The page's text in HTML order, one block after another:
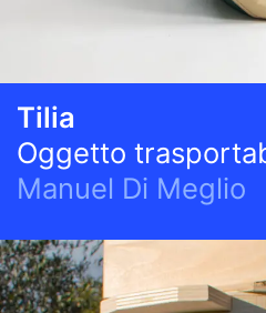
Tilia
Oggetto
Manuel Di Meglio